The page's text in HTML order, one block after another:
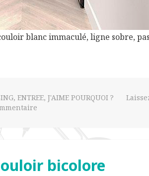
blanc immaculé, ligne sobre,
, ENTREE, J'AIME POURQUOI ?
bicolore